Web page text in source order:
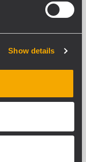
Show details